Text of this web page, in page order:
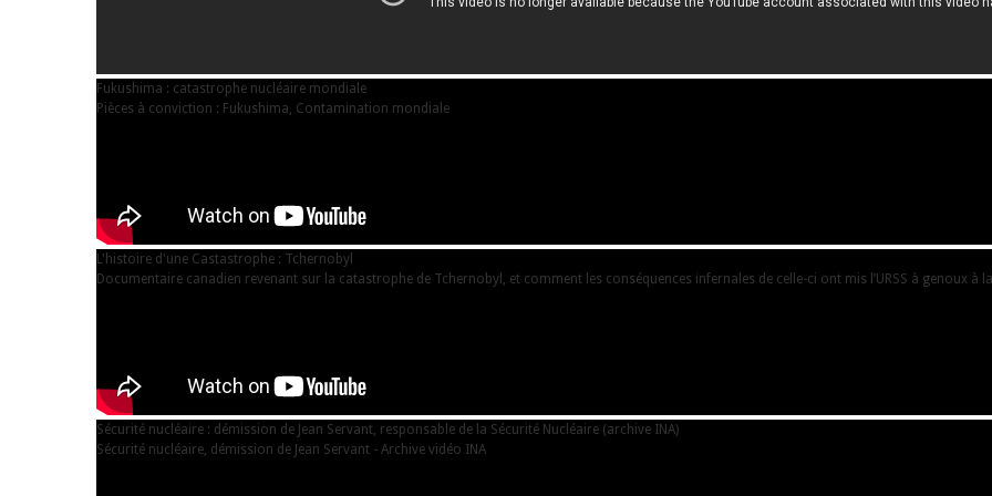
Fukushima : catastrophe nucléaire mondiale
Pièces à conviction : Fukushima, Contamination mondiale
L'histoire d'une Castastrophe : Tchernobyl
Documentaire canadien revenant sur la catastrophe de Tchernobyl, et comment les conséquences infernales de celle-ci ont mis l’URSS à genoux à
Sécurité nucléaire : démission de Jean Servant, responsable de la Sécurité Nucléaire (archive INA)
Sécurité nucléaire, démission de Jean Servant - Archive vidéo INA